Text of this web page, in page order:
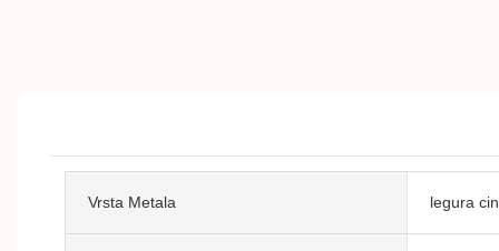
Vrsta Metala legura